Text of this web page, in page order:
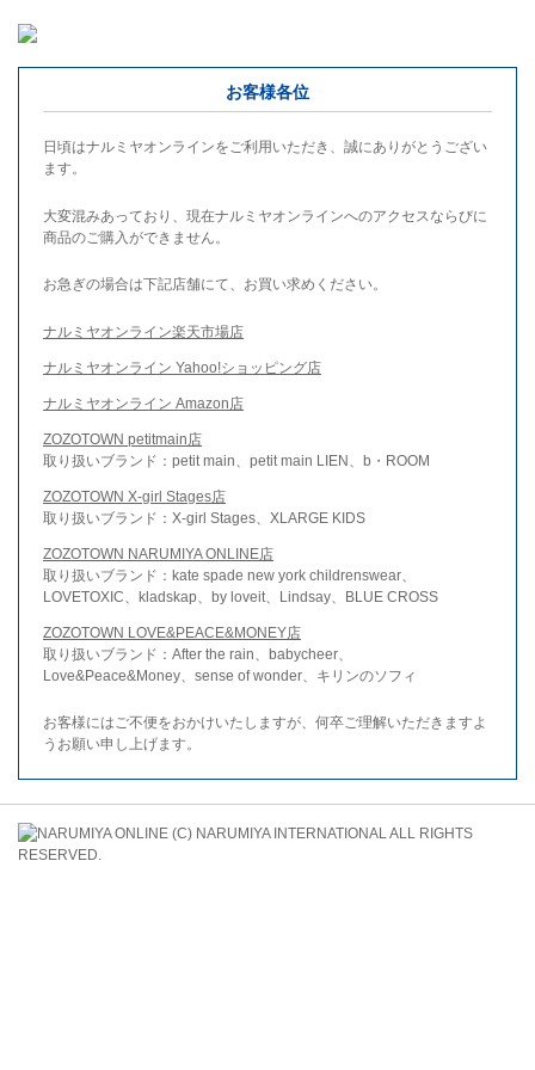
お客様各位
日頃はナルミヤオンラインをご利用いただき、誠にありがとうござい
ます。
大変混みあっており、現在ナルミヤオンラインへのアクセスならびに
商品のご購入ができません。
お急ぎの場合は下記店舗にて、お買い求めください。
ナルミヤオンライン楽天市場店
ナルミヤオンライン Yahoo!ショッピング店
ナルミヤオンライン Amazon店
ZOZOTOWN petitmain店
取り扱いブランド：petit main、petit main LIEN、b・ROOM
ZOZOTOWN X-girl Stages店
取り扱いブランド：X-girl Stages、XLARGE KIDS
ZOZOTOWN NARUMIYA ONLINE店
取り扱いブランド：kate spade new york childrenswear、
LOVETOXIC、kladskap、by loveit、Lindsay、BLUE CROSS
ZOZOTOWN LOVE&PEACE&MONEY店
取り扱いブランド：After the rain、babycheer、
Love&Peace&Money、sense of wonder、キリンのソフィ
お客様にはご不便をおかけいたしますが、何卒ご理解いただきますよ
うお願い申し上げます。